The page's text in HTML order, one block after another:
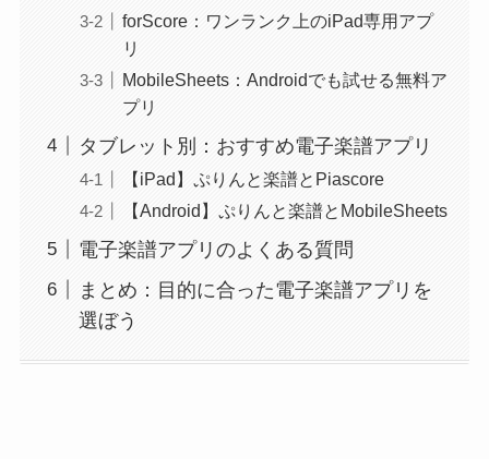
forScore：ワンランク上のiPad専用アプ
リ
MobileSheets：Androidでも試せる無料ア
プリ
タブレット別：おすすめ電子楽譜アプリ
【iPad】ぷりんと楽譜とPiascore
【Android】ぷりんと楽譜とMobileSheets
電子楽譜アプリのよくある質問
まとめ：目的に合った電子楽譜アプリを
選ぼう